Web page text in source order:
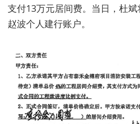
支付13万元居间费。当日，杜
赵波个人建行账户。